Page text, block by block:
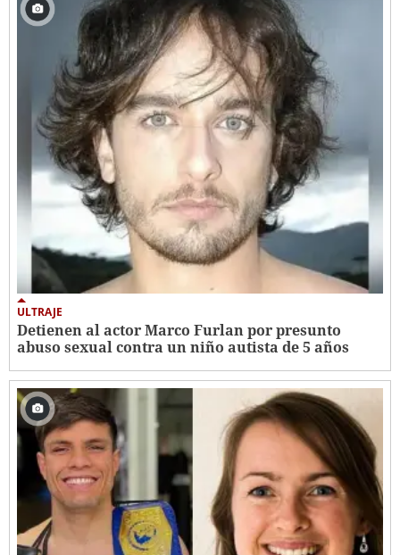
ULTRAJE
Detienen al actor Marco Furlan por presunto
abuso sexual contra un niño autista de 5 años